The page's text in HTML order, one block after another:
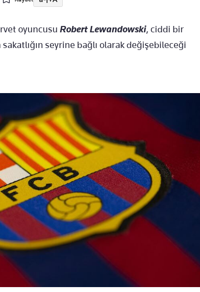
oyuncusu Robert Lewandowski, ciddi bir
sakatlığın seyrine bağlı olarak değişebileceği